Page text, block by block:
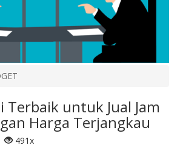
Terbaik untuk Jual Jam
Harga Terjangkau
491x